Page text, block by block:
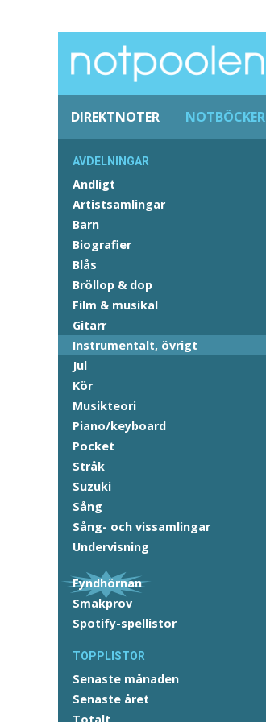
DIREKTNOTER NOTBÖCKER
AVDELNINGAR
Andligt
Artistsamlingar
Barn
Biografier
Blås
Bröllop & dop
Film & musikal
Gitarr
Instrumentalt, övrigt
Jul
Kör
Musikteori
Piano/keyboard
Pocket
Stråk
Suzuki
Sång
Sång- och vissamlingar
Undervisning
Fyndhörnan
Smakprov
Spotify-spellistor
TOPPLISTOR
Senaste månaden
Senaste året